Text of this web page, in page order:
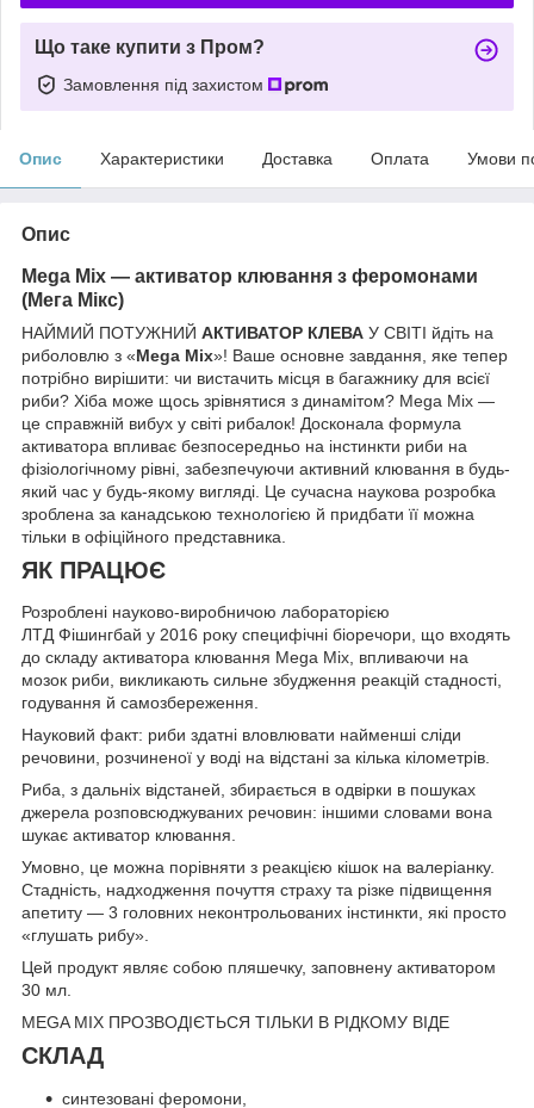
Що таке купити з Пром?
Замовлення під захистом
Опис Характеристики Доставка Оплата Умови
Опис
Mega Mix — активатор клювання з феромонами
(Мега Мікс)
НАЙМИЙ ПОТУЖНИЙ АКТИВАТОР КЛЕВА У СВІТІ йдіть на
риболовлю з «Mega Mix»! Ваше основне завдання, яке тепер
потрібно вирішити: чи вистачить місця в багажнику для всієї
риби? Хіба може щось зрівнятися з динамітом? Mega Mix —
це справжній вибух у світі рибалок! Досконала формула
активатора впливає безпосередньо на інстинкти риби на
фізіологічному рівні, забезпечуючи активний клювання в будь-
який час у будь-якому вигляді. Це сучасна наукова розробка
зроблена за канадською технологією й придбати її можна
тільки в офіційного представника.
ЯК ПРАЦЮЄ
Розроблені науково-виробничою лабораторією
ЛТД Фішингбай у 2016 року специфічні біоречори, що входять
до складу активатора клювання Mega Mix, впливаючи на
мозок риби, викликають сильне збудження реакцій стадності,
годування й самозбереження.
Науковий факт: риби здатні вловлювати найменші сліди
речовини, розчиненої у воді на відстані за кілька кілометрів.
Риба, з дальніх відстаней, збирається в одвірки в пошуках
джерела розповсюджуваних речовин: іншими словами вона
шукає активатор клювання.
Умовно, це можна порівняти з реакцією кішок на валеріанку.
Стадність, надходження почуття страху та різке підвищення
апетиту — 3 головних неконтрольованих інстинкти, які просто
«глушать рибу».
Цей продукт являє собою пляшечку, заповнену активатором
30 мл.
MEGA MIX ПРОЗВОДІЄТЬСЯ ТІЛЬКИ В РІДКОМУ ВІДЕ
СКЛАД
синтезовані феромони,